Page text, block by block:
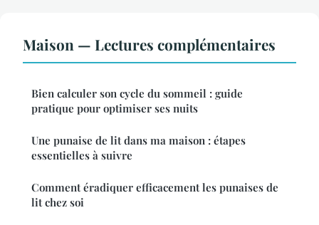
Maison — Lectures complémentaires
Bien calculer son cycle du sommeil : guide
pratique pour optimiser ses nuits
Une punaise de lit dans ma maison : étapes
essentielles à suivre
Comment éradiquer efficacement les punaises de
lit chez soi